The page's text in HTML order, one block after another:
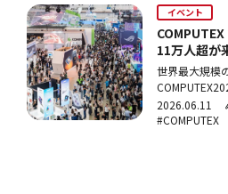
ァレンスに登
イベント
11万人超が
ティクスに
世界最大規模
2026）が5日
テーマに掲げ
2026.06.11
#COMPUTEX